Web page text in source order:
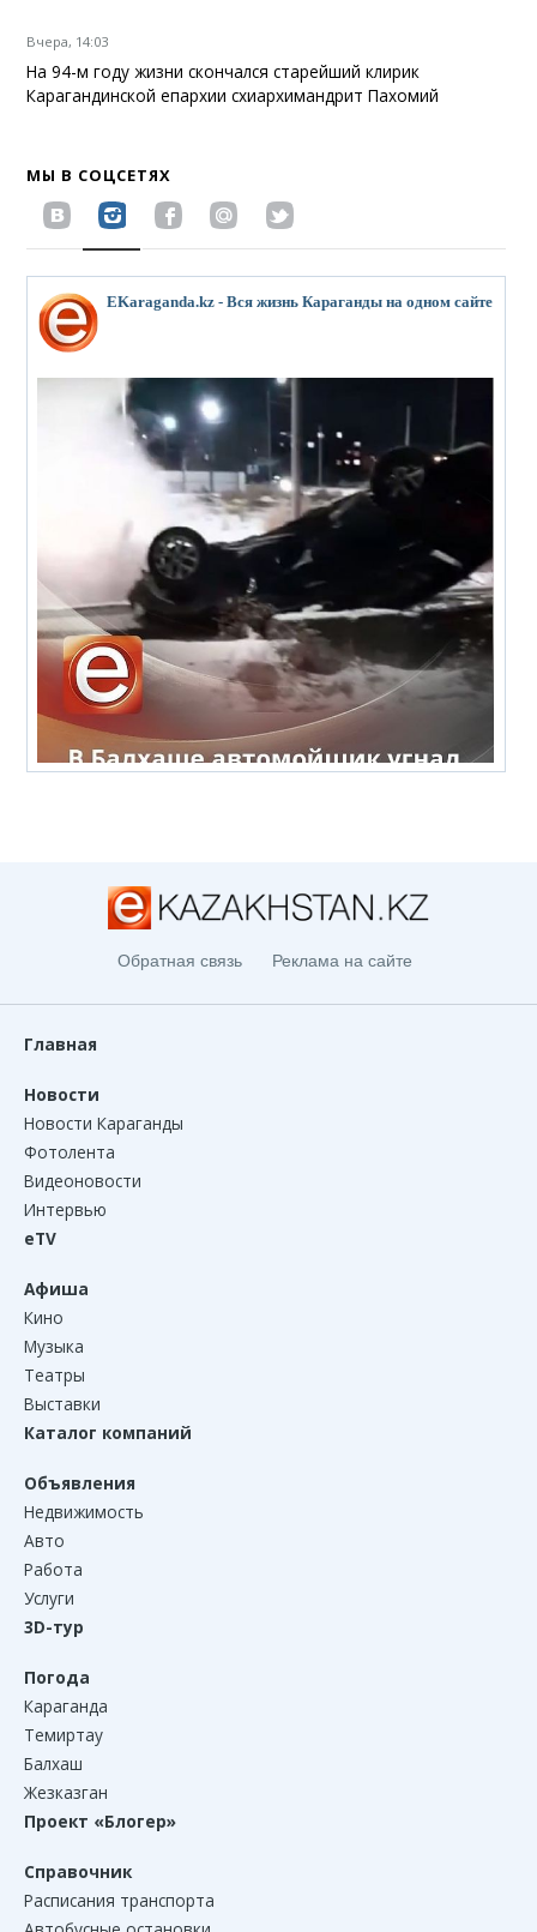
Вчера, 14:03
На 94-м году жизни скончался старейший клирик
Карагандинской епархии схиархимандрит Пахомий
МЫ В СОЦСЕТЯХ
EKaraganda.kz - Вся жизнь Караганды на одном сайте
Обратная связь Реклама на сайте
Главная
Новости
Новости Караганды
Фотолента
Видеоновости
Интервью
eTV
Афиша
Кино
Музыка
Театры
Выставки
Каталог компаний
Объявления
Недвижимость
Авто
Работа
Услуги
3D-тур
Погода
Караганда
Темиртау
Балхаш
Жезказган
Проект «Блогер»
Справочник
Расписания транспорта